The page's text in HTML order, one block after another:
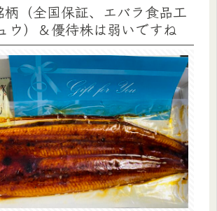
（全国保証、エバラ食品工
ウ）＆優待株は弱いですね